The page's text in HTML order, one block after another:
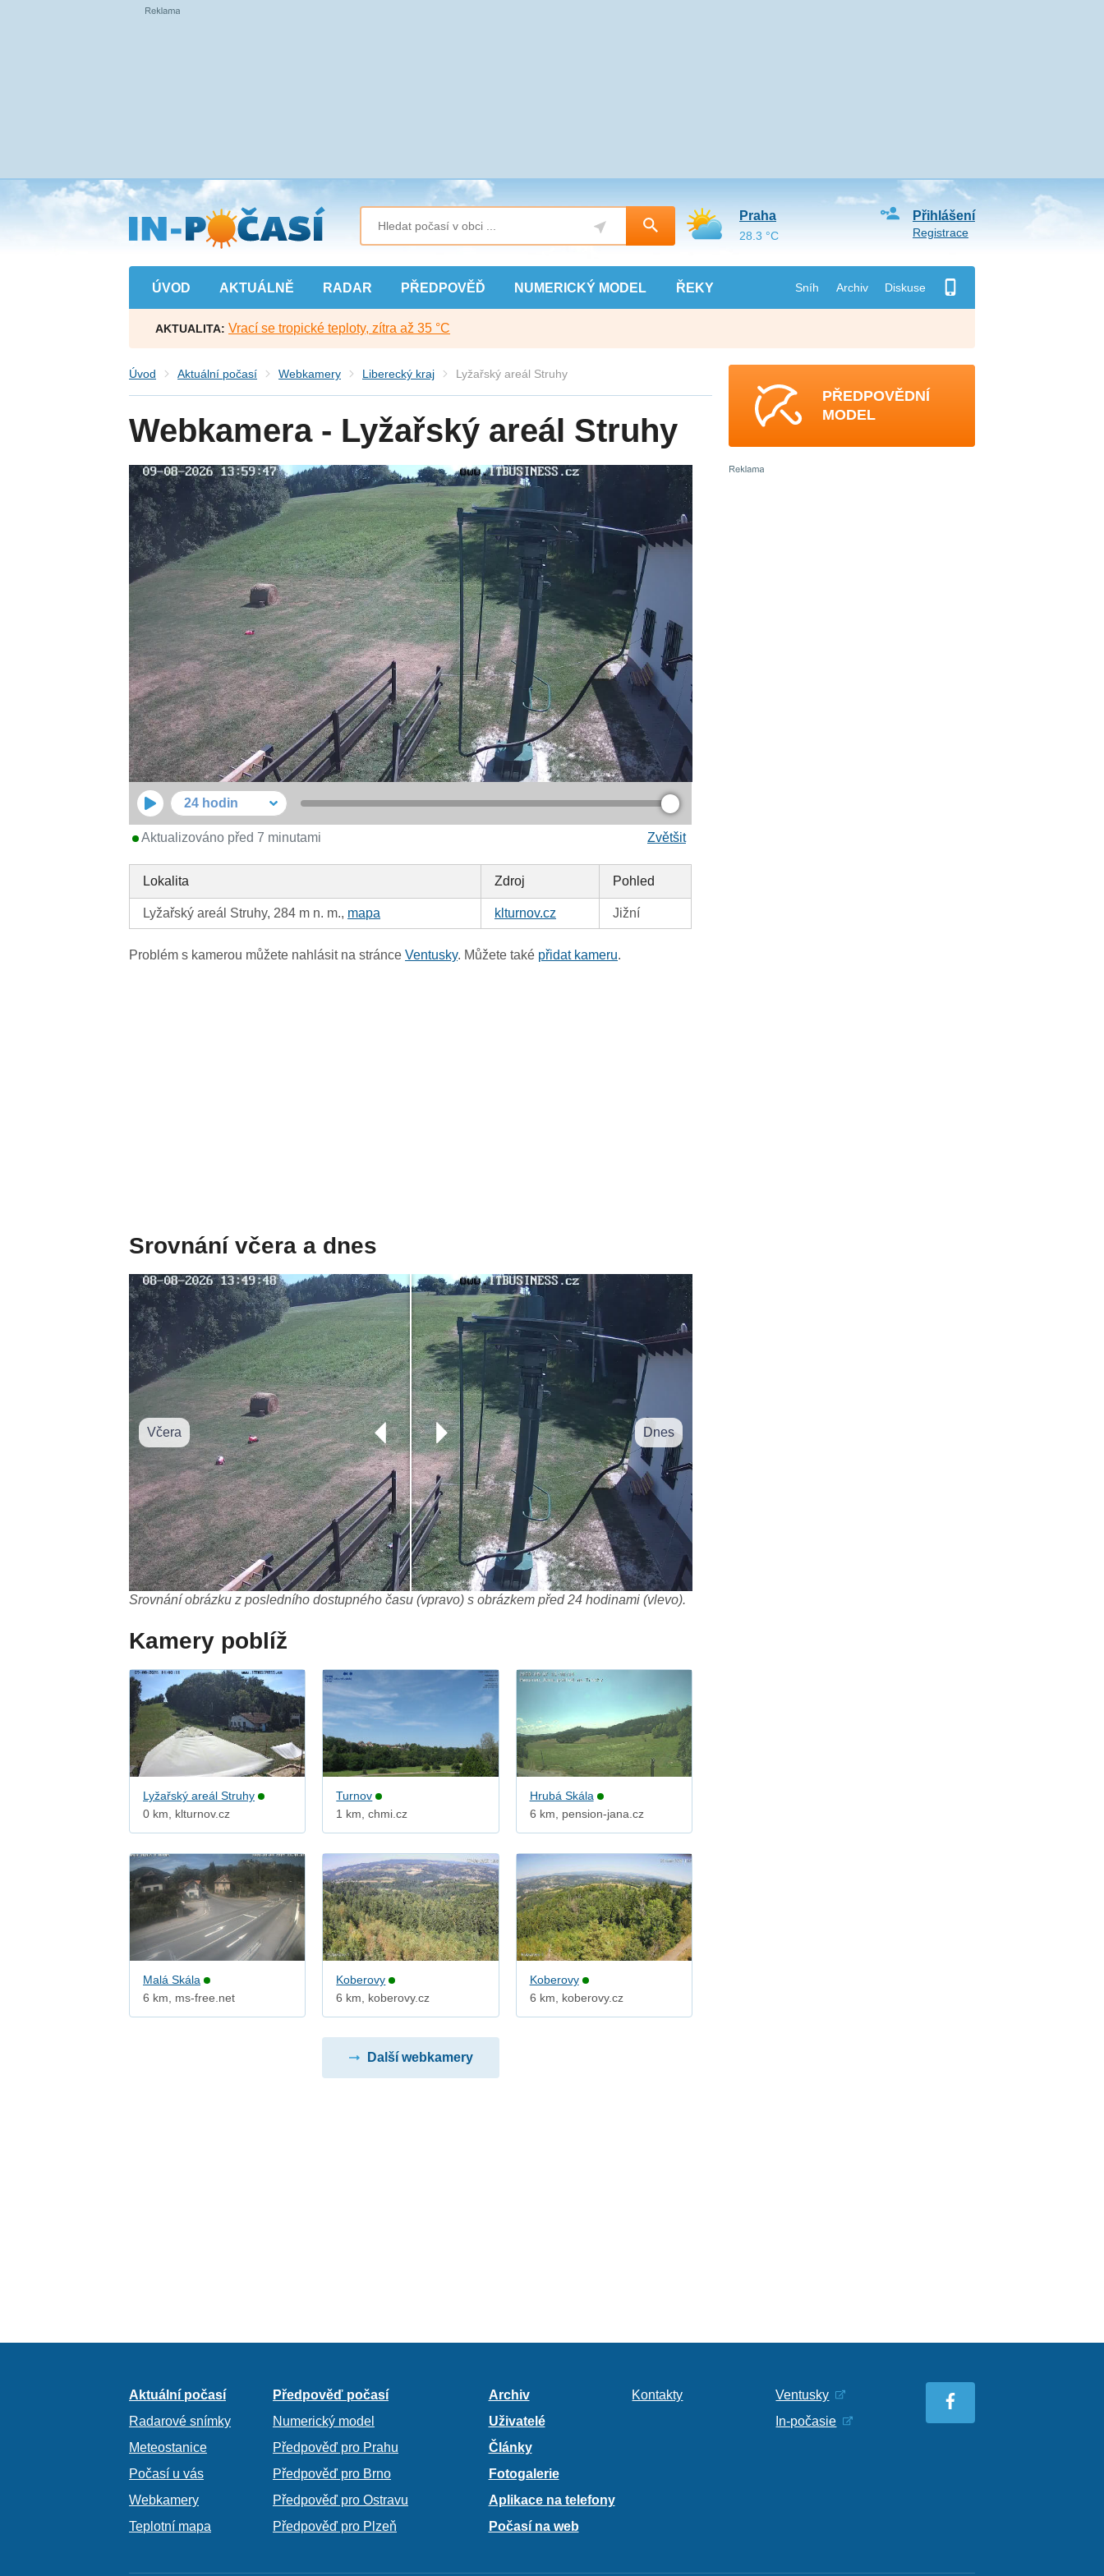
Přejít
na
hlavní
obsah
ÚVOD AKTUÁLNĚ RADAR PŘEDPOVĚĎ NUMERICKÝ MODEL ŘEKY Sníh Archiv Diskuse
Přihlášení
Registrace
Praha
28.3 °C
AKTUALITA: Vrací se tropické teploty, zítra až 35 °C
Úvod Aktuální počasí Webkamery Liberecký kraj Lyžařský areál Struhy
Webkamera - Lyžařský areál Struhy
24 hodin
Zvětšit
Aktualizováno před 7 minutami
Lokalita Zdroj Pohled
Lyžařský areál Struhy, 284 m n. m., mapa klturnov.cz Jižní
Problém s kamerou můžete nahlásit na stránceVentusky. Můžete také přidat kameru.
Srovnání včera a dnes
Včera Dnes
Srovnání obrázku z posledního dostupného času (vpravo) s obrázkem před 24 hodinami (vlevo).
Kamery poblíž
Lyžařský areál Struhy
0 km, klturnov.cz
Turnov
1 km, chmi.cz
Hrubá Skála
6 km, pension-jana.cz
Malá Skála
6 km, ms-free.net
Koberovy
6 km, koberovy.cz
Koberovy
6 km, koberovy.cz
Další webkamery
PŘEDPOVĚDNÍ
MODEL
Aktuální počasí
Radarové snímky
Meteostanice
Počasí u vás
Webkamery
Teplotní mapa
Předpověď počasí
Numerický model
Předpověď pro Prahu
Předpověď pro Brno
Předpověď pro Ostravu
Předpověď pro Plzeň
Archiv
Uživatelé
Články
Fotogalerie
Aplikace na telefony
Počasí na web
Kontakty
Ventusky
In-počasie